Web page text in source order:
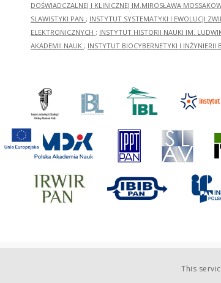
DOŚWIADCZALNEJ I KLINICZNEJ IM.MIROSŁAWA
SLAWISTYKI PAN ; INSTYTUT SYSTEMATYKI I EWOLUCJI
ELEKTRONICZNYCH ; INSTYTUT HISTORII NAUKI IM.
AKADEMII NAUK ; INSTYTUT BIOCYBERNETYKI I INŻYNIERII
This